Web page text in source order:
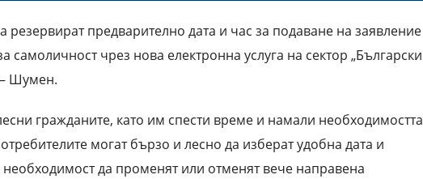
предварително дата и час за подаване на заявление
чрез нова електронна услуга на сектор „Български
Шумен.
гражданите, като им спести време и намали необходимостта
могат бързо и лесно да изберат удобна дата и
да променят или отменят вече направена